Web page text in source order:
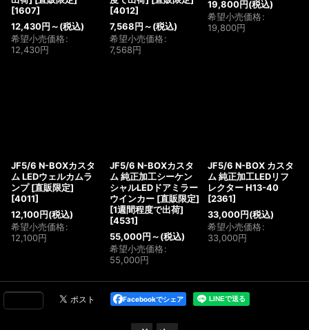
[1607]
12,430円 ～ (税込)
希望小売価格:
12,430円
[4012]
7,568 円 ～ (税込)
希望小売価格:
7,568 円
19,800円 (税込)
希望小売価格:
19,800円
JF5/6 N-BOXカスタ
ム LEDウェルカムラ
ンプ [直販限定]
[4011]
12,100円 (税込)
希望小売価格:
12,100円
JF5/6 N-BOXカスタ
ム 純正加工シーケン
シャルLEDドアミラー
ウインカー [直販限定]
[1週間程度で出荷]
[4531]
55,000円 ～ (税込)
希望小売価格:
55,000円
JF5/6 N-BOX カスタ
ム 純正加工LEDリフ
レクター H13-40
[2361]
33,000円 (税込)
希望小売価格:
33,000円
Facebookでシェア